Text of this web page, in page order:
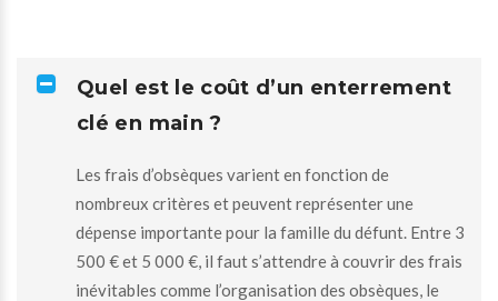
Quel est le coût d’un enterrement
clé en main ?
Les frais d’obsèques varient en fonction de
nombreux critères et peuvent représenter une
dépense importante pour la famille du défunt. Entre 3
500 € et 5 000 €, il faut s’attendre à couvrir des frais
inévitables comme l’organisation des obsèques, le